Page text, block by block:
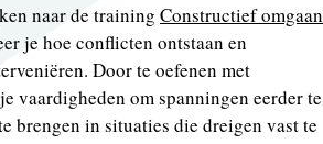
naar de training Constructief omgaan
je hoe conflicten ontstaan en
Door te oefenen met
vaardigheden om spanningen eerder te
brengen in situaties die dreigen vast te